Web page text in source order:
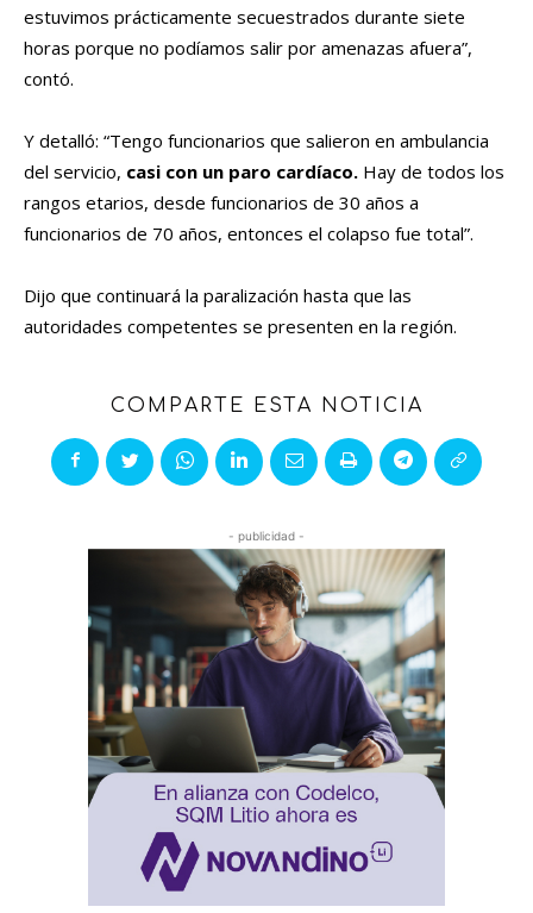
estuvimos prácticamente secuestrados durante siete
horas porque no podíamos salir por amenazas afuera”,
contó.
Y detalló: “Tengo funcionarios que salieron en ambulancia
del servicio, casi con un paro cardíaco. Hay de todos los
rangos etarios, desde funcionarios de 30 años a
funcionarios de 70 años, entonces el colapso fue total”.
Dijo que continuará la paralización hasta que las
autoridades competentes se presenten en la región.
COMPARTE ESTA NOTICIA
- publicidad -